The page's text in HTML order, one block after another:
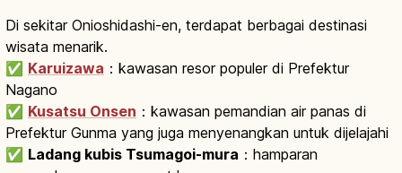
Di sekitar Onioshidashi-en, terdapat berbagai destinasi
wisata menarik.
✅ Karuizawa ：kawasan resor populer di Prefektur
Nagano
✅ Kusatsu Onsen ：kawasan pemandian air panas di
Prefektur Gunma yang juga menyenangkan untuk dijelajahi
✅ Ladang kubis Tsumagoi-mura ：hamparan